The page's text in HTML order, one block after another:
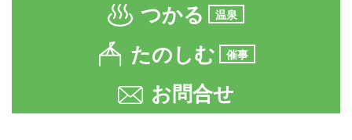
つかる 温泉
たのしむ 催事
お問合せ